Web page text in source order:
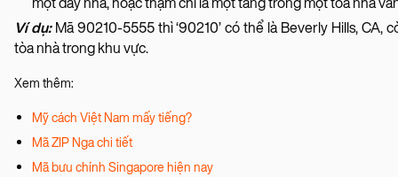
một dãy nhà, hoặc thậm chí là một tầng trong một tòa nhà
Ví dụ:Mã 90210-5555 thì ‘90210’ có thể là Beverly Hills, CA,
tòa nhà trong khu vực.
Xem thêm:
Mỹ cách Việt Nam mấy tiếng?
Mã ZIP Nga chi tiết
Mã bưu chính Singapore hiện nay